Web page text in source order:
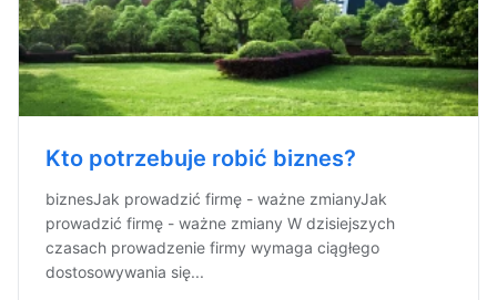
Kto potrzebuje robić biznes?
biznesJak prowadzić firmę - ważne zmianyJak
prowadzić firmę - ważne zmiany W dzisiejszych
czasach prowadzenie firmy wymaga ciągłego
dostosowywania się...